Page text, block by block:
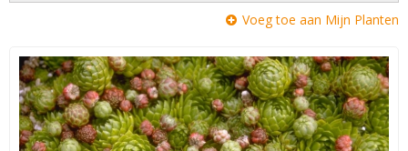
Voeg toe aan Mijn Planten